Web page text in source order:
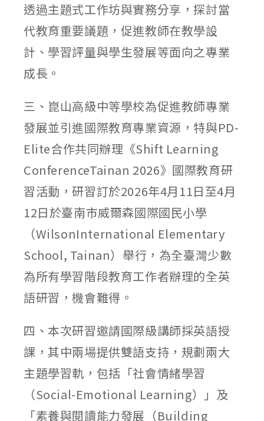
透過主題式工作坊與實務分享，探討當
代教育重要議題，促進教師在教學設
計、學習評量與學生發展等面向之專業
成長。
三、崑山高級中等學校為促進教師專業
發展並引進國際教育專業資源，特與PD-
Elite合作共同辦理《Shift Learning
ConferenceTainan 2026》國際教育研
習活動，研習訂於2026年4月11日至4月
12日於臺南市威爾森國際國民小學
（WilsonInternational Elementary
School, Tainan）舉行，為全臺灣少數
為所有學習階段教育工作者辦理的全英
語研習，機會難得。
四、本次研習邀請國際級講師採英語授
課，其中兩場提供雙語支持，規劃兩大
主題學習軌，包括「社會情緒學習
（Social-Emotional Learning）」及
「素養與閱讀能力發展（Building